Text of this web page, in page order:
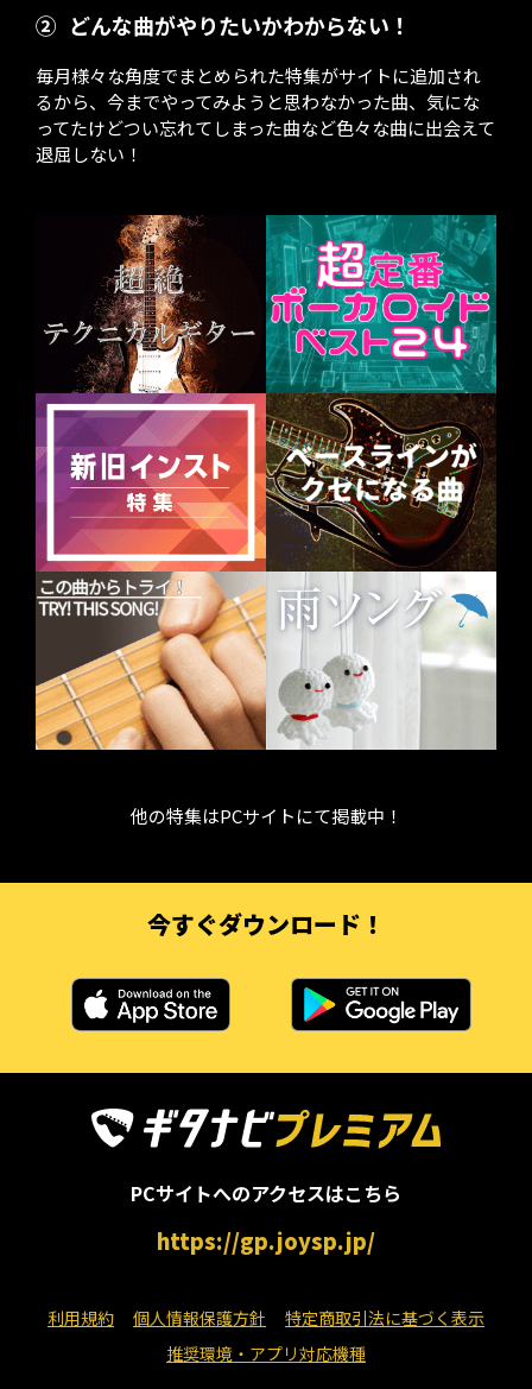
② どんな曲がやりたいかわからない！
毎月様々な角度でまとめられた特集がサイトに追加され
るから、今までやってみようと思わなかった曲、気にな
ってたけどつい忘れてしまった曲など色々な曲に出会えて
退屈しない！
他の特集はPCサイトにて掲載中！
今すぐダウンロード！
PCサイトへのアクセスはこちら
https://gp.joysp.jp/
利用規約 個人情報保護方針
特定商取引法に基づく表示
推奨環境・アプリ対応機種